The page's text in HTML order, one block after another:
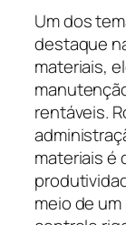
Um dos
destaque
materiais,
rentáveis.
materiais é
meio de